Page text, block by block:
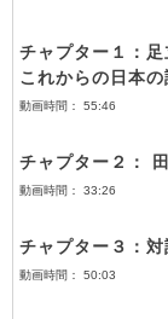
チャプター１：
これからの日本
動画時間： 55:46
チャプター２：
動画時間： 33:26
チャプター３：
動画時間： 50:03